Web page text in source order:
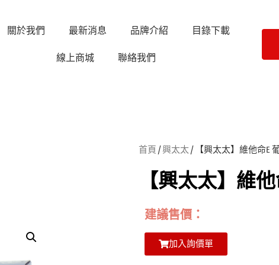
關於我們 最新消息 品牌介紹 目錄下載
線上商城 聯絡我們
首頁 /興太太 / 【興太太】維他命E
【興太太】維
建議售價：
加入詢價單